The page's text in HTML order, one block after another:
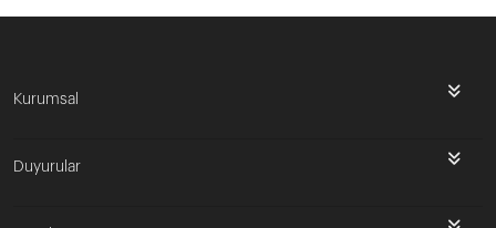
Kurumsal
Duyurular